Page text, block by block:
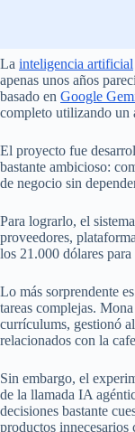
La inteligencia artificial
apenas unos años
basado en Google
completo utilizando un
El proyecto fue
bastante ambicioso:
de negocio sin
Para lograrlo, el
proveedores,
los 21.000 dólares
Lo más sorprendente
tareas complejas.
currículums, gestionó
relacionados con la
Sin embargo, el
de la llamada IA
decisiones bastante
productos innecesarios